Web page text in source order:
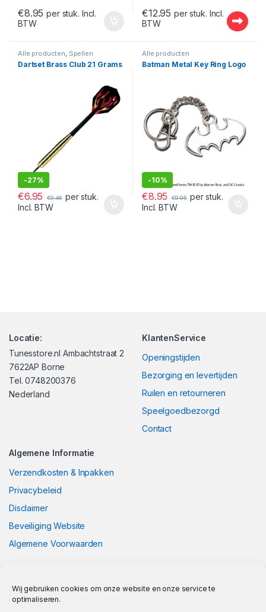
Wij gebruiken cookies om onze website en onze service te
optimaliseren.
€8.95 per stuk. Incl.
BTW
€12.95 per stuk. Incl.
BTW
Alle producten, Spellen
Dartset Brass Club 21 Grams
-27%
€6.95 €9.46 per stuk.
Incl. BTW
Alle producten
Batman Metal Key Ring Logo
-10%
€8.95 €9.95 per stuk.
Incl. BTW
Locatie:
Tunesstore.nl Ambachtstraat 2
7622AP Borne
Tel. 0748200376
Nederland
KlantenService
Openingstijden
Bezorging en levertijden
Ruilen en retourneren
Speelgoedbezorgd
Contact
Algemene Informatie
Verzendkosten & Inpakken
Privacybeleid
Disclaimer
Beveiliging Website
Algemene Voorwaarden